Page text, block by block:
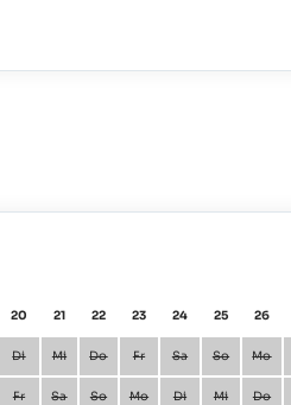
20 21 22 23 24 25 26
Di Mi Do Fr Sa So Mo
Fr Sa So Mo Di Mi Do